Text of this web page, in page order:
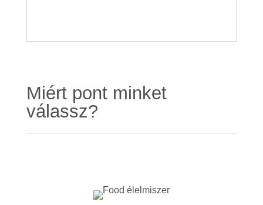
Miért pont minket
válassz?